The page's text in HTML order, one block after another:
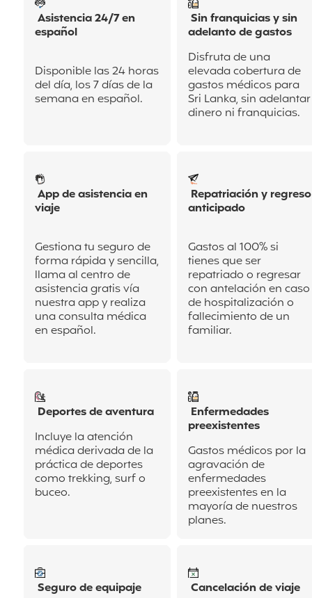
Asistencia 24/7 en
español
Disponible las 24 horas
del día, los 7 días de la
semana en español.
Sin franquicias y sin
adelanto de gastos
Disfruta de una
elevada cobertura de
gastos médicos para
Sri Lanka, sin adelantar
dinero ni franquicias.
App de asistencia en
viaje
Gestiona tu seguro de
forma rápida y sencilla,
llama al centro de
asistencia gratis vía
nuestra app y realiza
una consulta médica
en español.
Repatriación y regreso
anticipado
Gastos al 100% si
tienes que ser
repatriado o regresar
con antelación en caso
de hospitalización o
fallecimiento de un
familiar.
Deportes de aventura
Incluye la atención
médica derivada de la
práctica de deportes
como trekking, surf o
buceo.
Enfermedades
preexistentes
Gastos médicos por la
agravación de
enfermedades
preexistentes en la
mayoría de nuestros
planes.
Seguro de equipaje Cancelación de viaje